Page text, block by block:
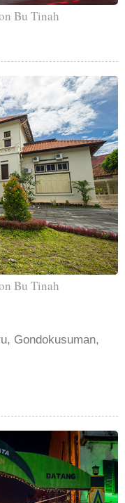
Bu Tinah
Bu Tinah
Gondokusuman,